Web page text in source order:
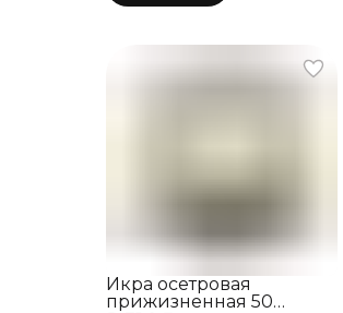
Икра осетровая
прижизненная 50